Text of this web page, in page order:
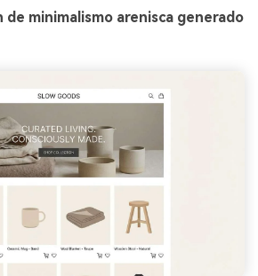
de minimalismo arenisca generado